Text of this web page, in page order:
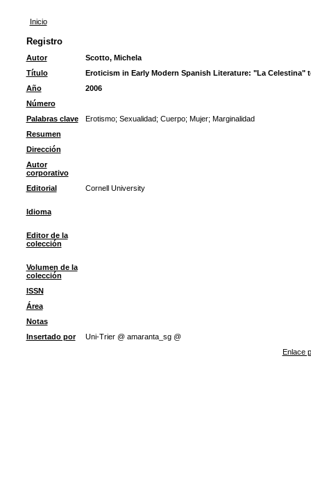
Inicio
Registro
Autor
Scotto, Michela
Título
Eroticism in Early Modern Spanish Literature: "La Celestina"
Año
2006
Número
Palabras clave
Erotismo; Sexualidad; Cuerpo; Mujer; Marginalidad
Resumen
Dirección
Autor
corporativo
Editorial
Cornell University
Idioma
Editor de la
colección
Volumen de la
colección
ISSN
Área
Notas
Insertado por
Uni-Trier @ amaranta_sg @
Enlace